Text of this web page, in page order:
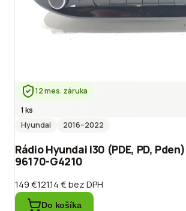
12 mes. záruka
1 ks
Hyundai
2016–2022
Rádio Hyundai I30 (PDE, PD,
96170-G4210
149 €121.14 €bez DPH
Do košíka